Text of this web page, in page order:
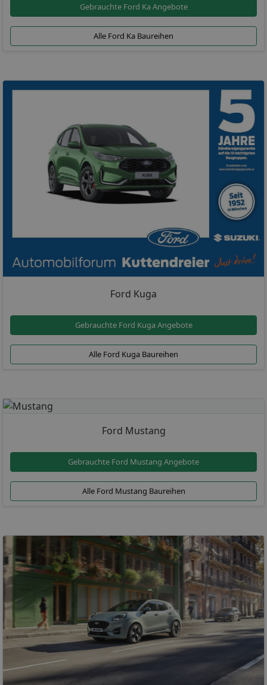
Gebrauchte Ford Ka Angebote
Alle Ford Ka Baureihen
Ford Kuga
Gebrauchte Ford Kuga Angebote
Alle Ford Kuga Baureihen
Ford Mustang
Gebrauchte Ford Mustang Angebote
Alle Ford Mustang Baureihen